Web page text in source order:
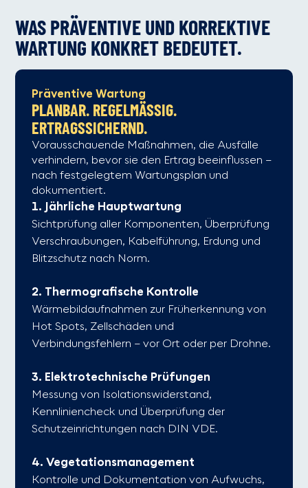
WAS PRÄVENTIVE UND KORREKTIVE
WARTUNG KONKRET BEDEUTET.
Präventive Wartung
PLANBAR. REGELMÄSSIG. E
RTRAGSSICHERND.
Vorausschauende Maßnahmen, die Ausfälle
verhindern, bevor sie den Ertrag beeinflussen –
nach festgelegtem Wartungsplan und
dokumentiert.
1. Jährliche Hauptwartung
Sichtprüfung aller Komponenten, Überprüfung
Verschraubungen, Kabelführung, Erdung und
Blitzschutz nach Norm.
2. Thermografische Kontrolle
Wärmebildaufnahmen zur Früherkennung von
Hot Spots, Zellschäden und
Verbindungsfehlern – vor Ort oder per Drohne.
3. Elektrotechnische Prüfungen
Messung von Isolationswiderstand,
Kennliniencheck und Überprüfung der
Schutzeinrichtungen nach DIN VDE.
4. Vegetationsmanagement
Kontrolle und Dokumentation von Aufwuchs,